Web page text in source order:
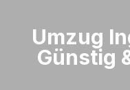
Umzug
Günstig